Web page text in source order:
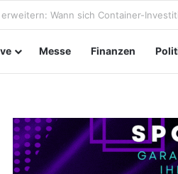
im Mittelstand:
Messe Finanzen